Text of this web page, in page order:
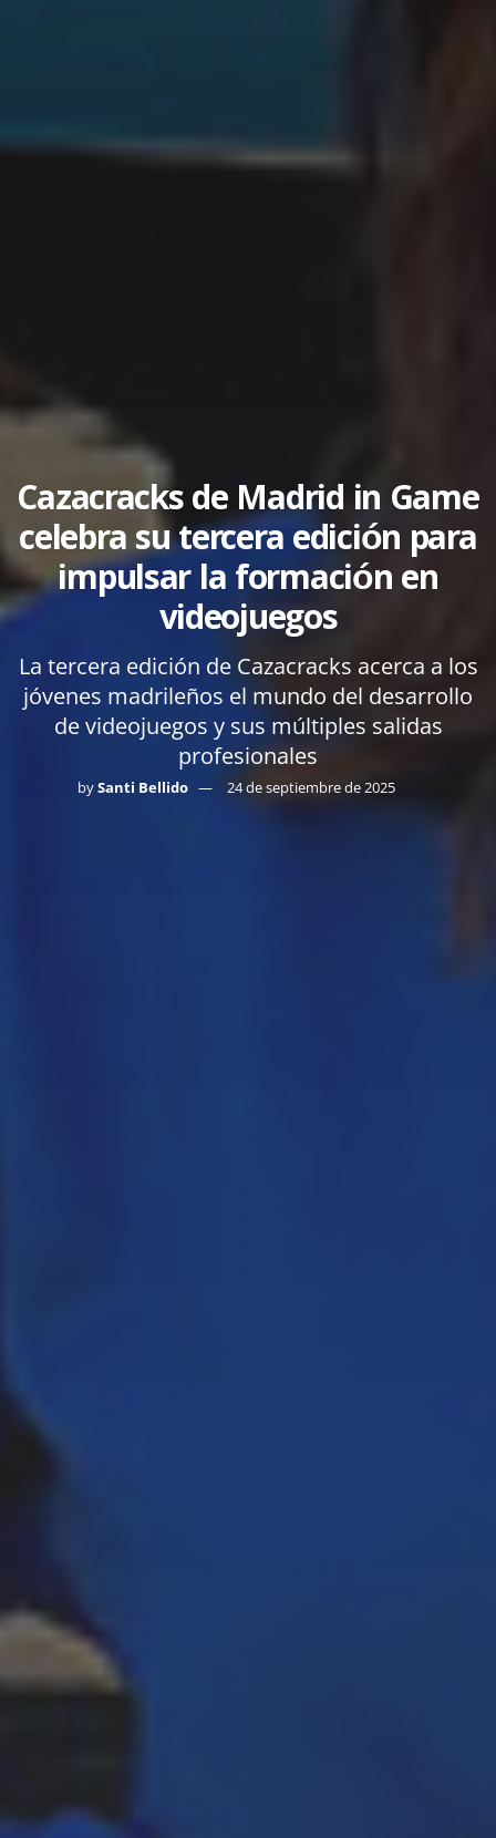
Cazacracks de Madrid in Game
celebra su tercera edición para
impulsar la formación en
videojuegos
La tercera edición de Cazacracks acerca a los
jóvenes madrileños el mundo del desarrollo
de videojuegos y sus múltiples salidas
profesionales
bySanti Bellido 24 de septiembre de 2025